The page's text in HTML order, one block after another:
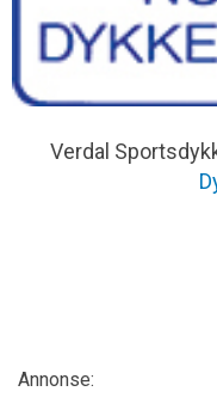
Verdal
Annonse: